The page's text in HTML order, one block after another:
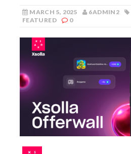
MARCH 5, 2025 6ADMIN2
FEATURED
0